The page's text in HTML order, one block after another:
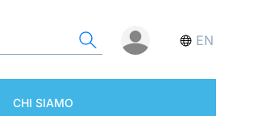
EN
CHI SIAMO